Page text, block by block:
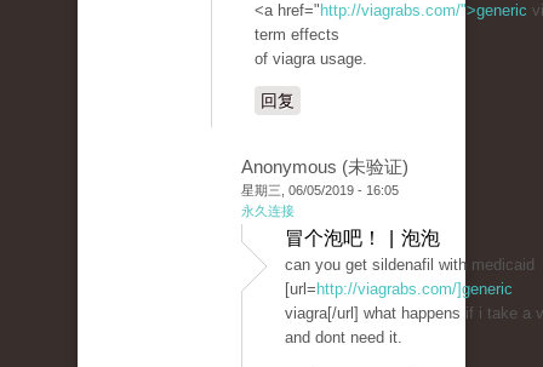
<a href=" http://viagrabs.com/">generic
term effects
of viagra usage.
回复
Anonymous (未验证)
星期三, 06/05/2019 - 16:05
永久连接
冒个泡吧！ | 泡泡
can you get sildenafil with medicaid
[url= http://viagrabs.com/]generic
viagra[/url] what happens if i take a
and dont need it.